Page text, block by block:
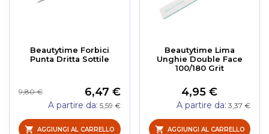
Beautytime Forbici
Punta Dritta Sottile
6,47 €
9,80 €
A partire da 5,59 €
AGGIUNGI AL CARRELLO
Beautytime Lima
Unghie Double Face
100/180 Grit
4,95 €
A partire da 3,37 €
AGGIUNGI AL CARRELLO